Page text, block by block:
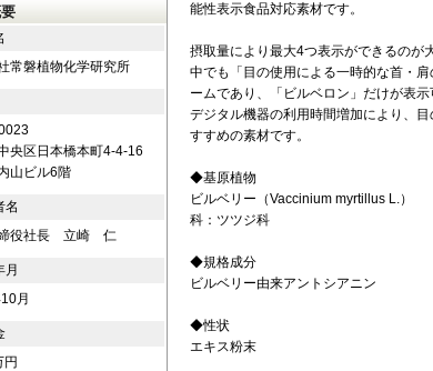
能性表示食品対応素材です。
摂取量により最大4つ表示ができるのが
中でも「目の使用による一時的な首・
ームであり、「ビルベロン」だけが表示
デジタル機器の利用時間増加により、
すすめの素材です。
◆基原植物
ビルベリー（Vaccinium myrtillus L.）
科：ツツジ科
◆規格成分
ビルベリー由来アントシアニン
◆性状
エキス粉末
常磐植物化学研究所
央区日本橋本町4-4-16
山ビル6階
名
役社長 立崎 仁
月
月
円